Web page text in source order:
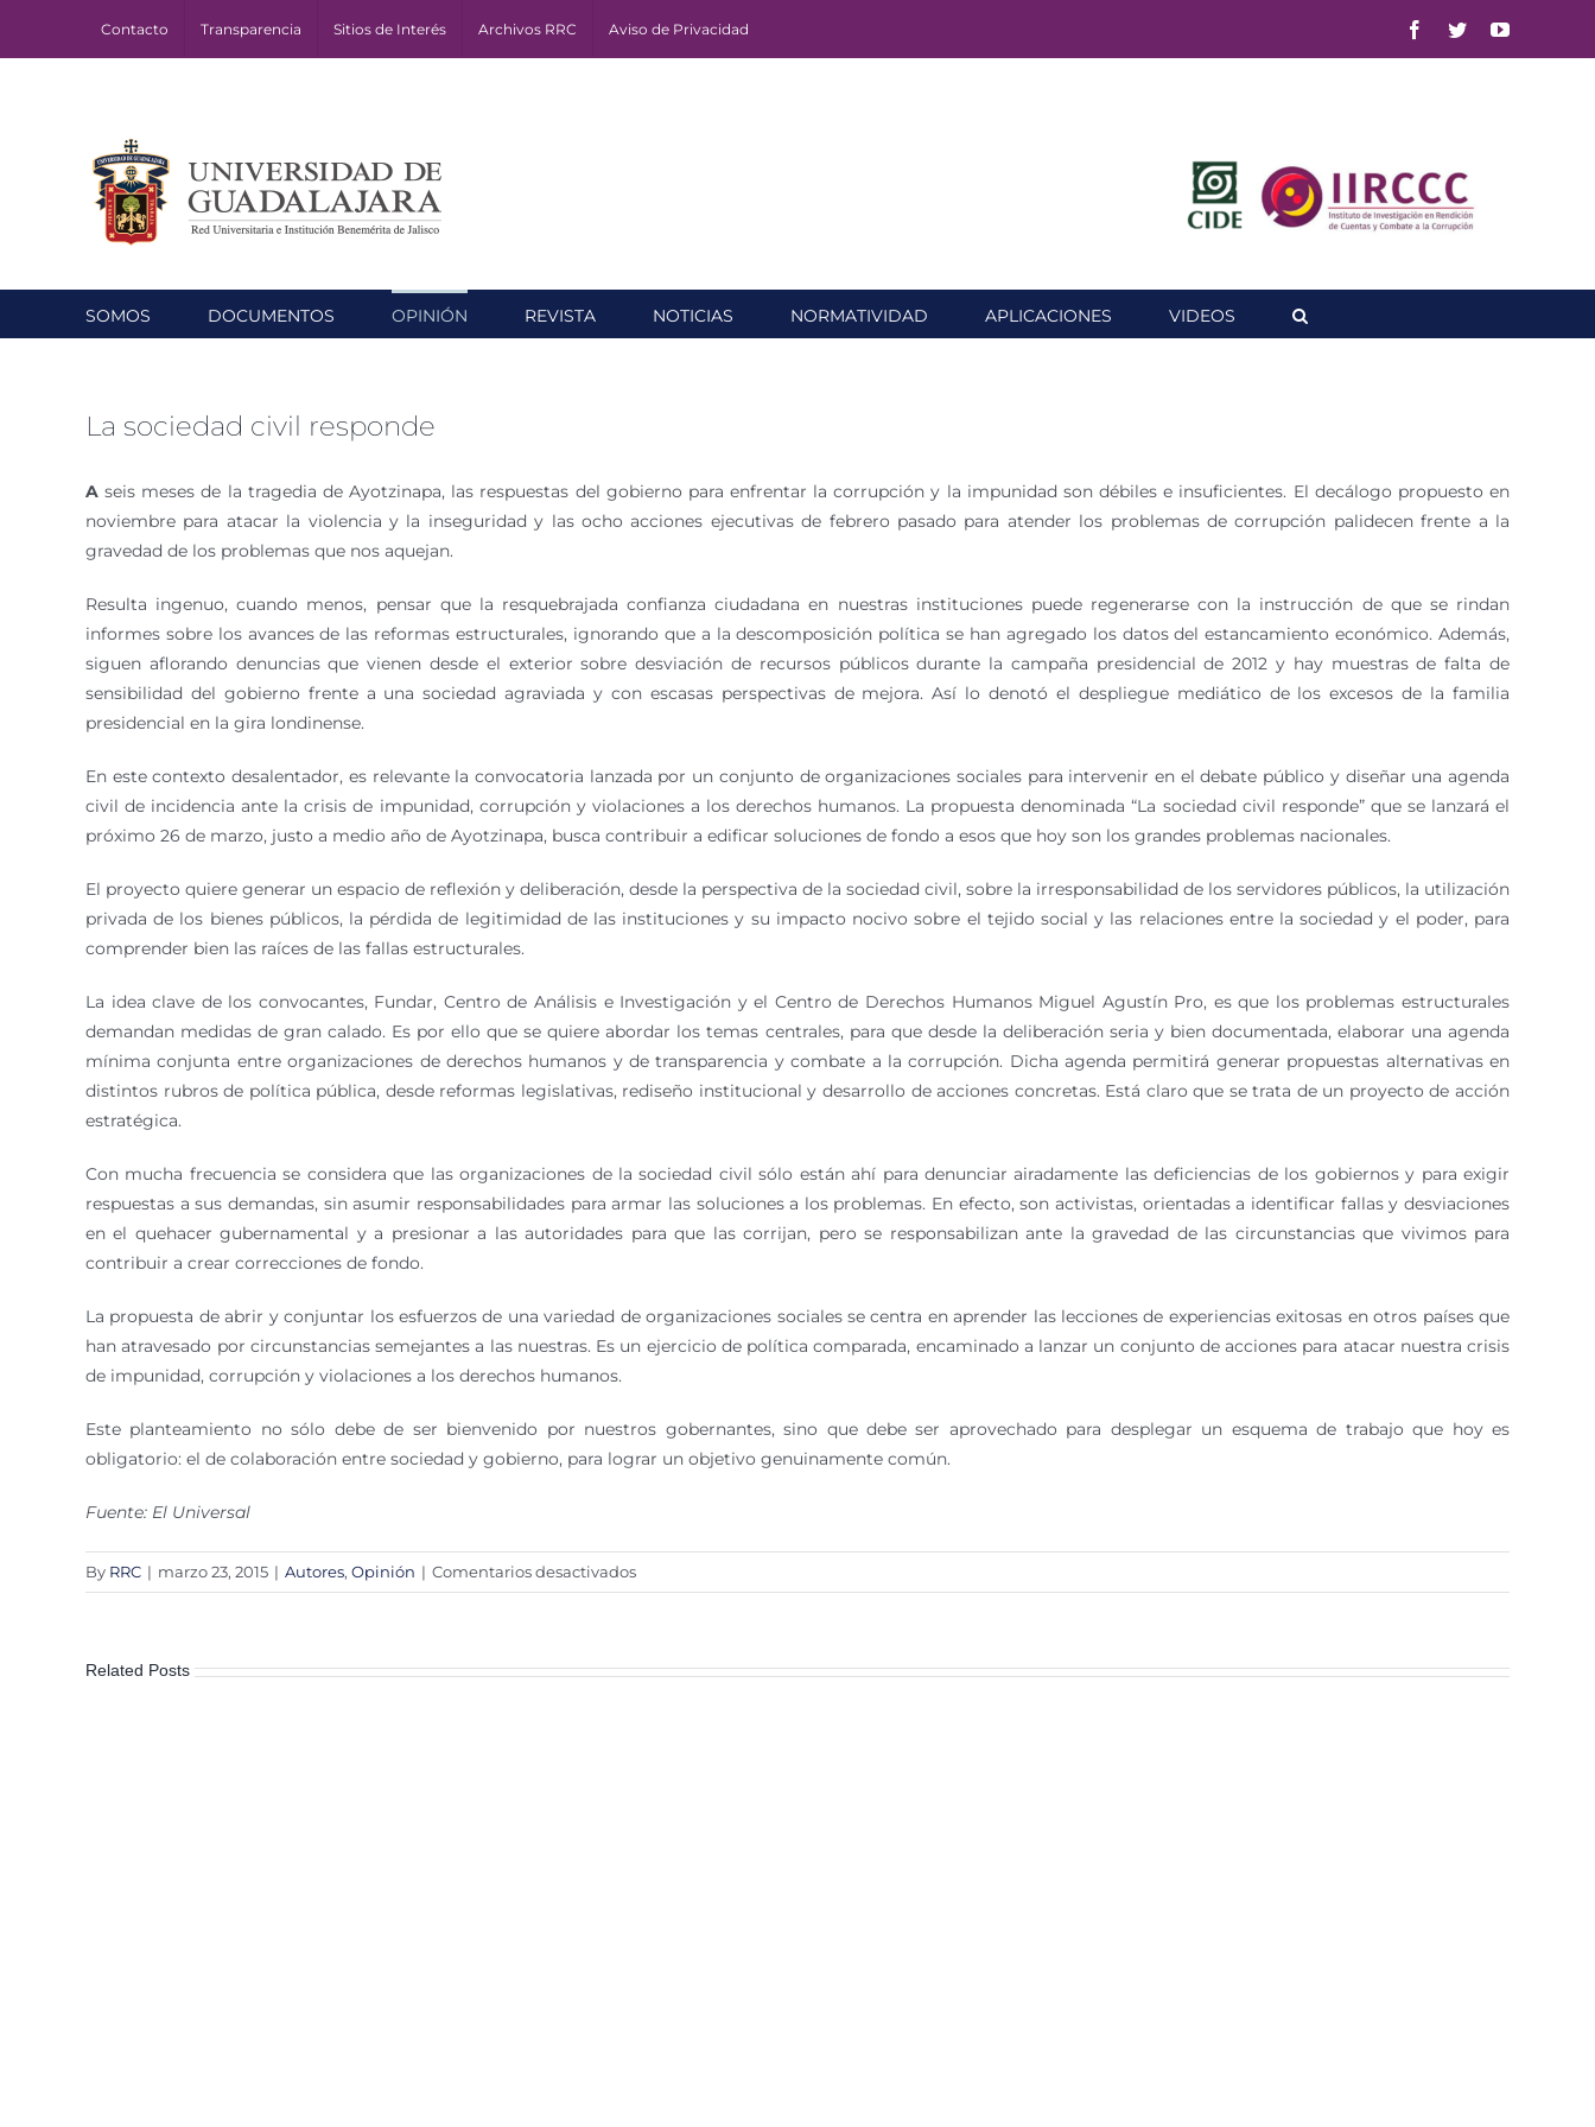
Contacto Transparencia Sitios de Interés Archivos RRC Aviso de Privacidad Facebook
TwitterYouTube
SOMOS DOCUMENTOS OPINIÓN REVISTA NOTICIAS NORMATIVIDAD APLICACIONES VIDEOS
La sociedad civil responde
A seis meses de la tragedia de Ayotzinapa, las respuestas del gobierno para enfrentar la corrupción y la impunidad son débiles e insuficientes. El decálogo propuesto en
noviembre para atacar la violencia y la inseguridad y las ocho acciones ejecutivas de febrero pasado para atender los problemas de corrupción palidecen frente a la
gravedad de los problemas que nos aquejan.
Resulta ingenuo, cuando menos, pensar que la resquebrajada confianza ciudadana en nuestras instituciones puede regenerarse con la instrucción de que se rindan
informes sobre los avances de las reformas estructurales, ignorando que a la descomposición política se han agregado los datos del estancamiento económico. Además,
siguen aflorando denuncias que vienen desde el exterior sobre desviación de recursos públicos durante la campaña presidencial de 2012 y hay muestras de falta de
sensibilidad del gobierno frente a una sociedad agraviada y con escasas perspectivas de mejora. Así lo denotó el despliegue mediático de los excesos de la familia
presidencial en la gira londinense.
En este contexto desalentador, es relevante la convocatoria lanzada por un conjunto de organizaciones sociales para intervenir en el debate público y diseñar una agenda
civil de incidencia ante la crisis de impunidad, corrupción y violaciones a los derechos humanos. La propuesta denominada “La sociedad civil responde” que se lanzará el
próximo 26 de marzo, justo a medio año de Ayotzinapa, busca contribuir a edificar soluciones de fondo a esos que hoy son los grandes problemas nacionales.
El proyecto quiere generar un espacio de reflexión y deliberación, desde la perspectiva de la sociedad civil, sobre la irresponsabilidad de los servidores públicos, la utilización
privada de los bienes públicos, la pérdida de legitimidad de las instituciones y su impacto nocivo sobre el tejido social y las relaciones entre la sociedad y el poder, para
comprender bien las raíces de las fallas estructurales.
La idea clave de los convocantes, Fundar, Centro de Análisis e Investigación y el Centro de Derechos Humanos Miguel Agustín Pro, es que los problemas estructurales
demandan medidas de gran calado. Es por ello que se quiere abordar los temas centrales, para que desde la deliberación seria y bien documentada, elaborar una agenda
mínima conjunta entre organizaciones de derechos humanos y de transparencia y combate a la corrupción. Dicha agenda permitirá generar propuestas alternativas en
distintos rubros de política pública, desde reformas legislativas, rediseño institucional y desarrollo de acciones concretas. Está claro que se trata de un proyecto de acción
estratégica.
Con mucha frecuencia se considera que las organizaciones de la sociedad civil sólo están ahí para denunciar airadamente las deficiencias de los gobiernos y para exigir
respuestas a sus demandas, sin asumir responsabilidades para armar las soluciones a los problemas. En efecto, son activistas, orientadas a identificar fallas y desviaciones
en el quehacer gubernamental y a presionar a las autoridades para que las corrijan, pero se responsabilizan ante la gravedad de las circunstancias que vivimos para
contribuir a crear correcciones de fondo.
La propuesta de abrir y conjuntar los esfuerzos de una variedad de organizaciones sociales se centra en aprender las lecciones de experiencias exitosas en otros países que
han atravesado por circunstancias semejantes a las nuestras. Es un ejercicio de política comparada, encaminado a lanzar un conjunto de acciones para atacar nuestra crisis
de impunidad, corrupción y violaciones a los derechos humanos.
Este planteamiento no sólo debe de ser bienvenido por nuestros gobernantes, sino que debe ser aprovechado para desplegar un esquema de trabajo que hoy es
obligatorio: el de colaboración entre sociedad y gobierno, para lograr un objetivo genuinamente común.
Fuente: El Universal
By RRC | marzo 23, 2015 | Autores, Opinión | Comentarios desactivadosen
La
responde
Related Posts